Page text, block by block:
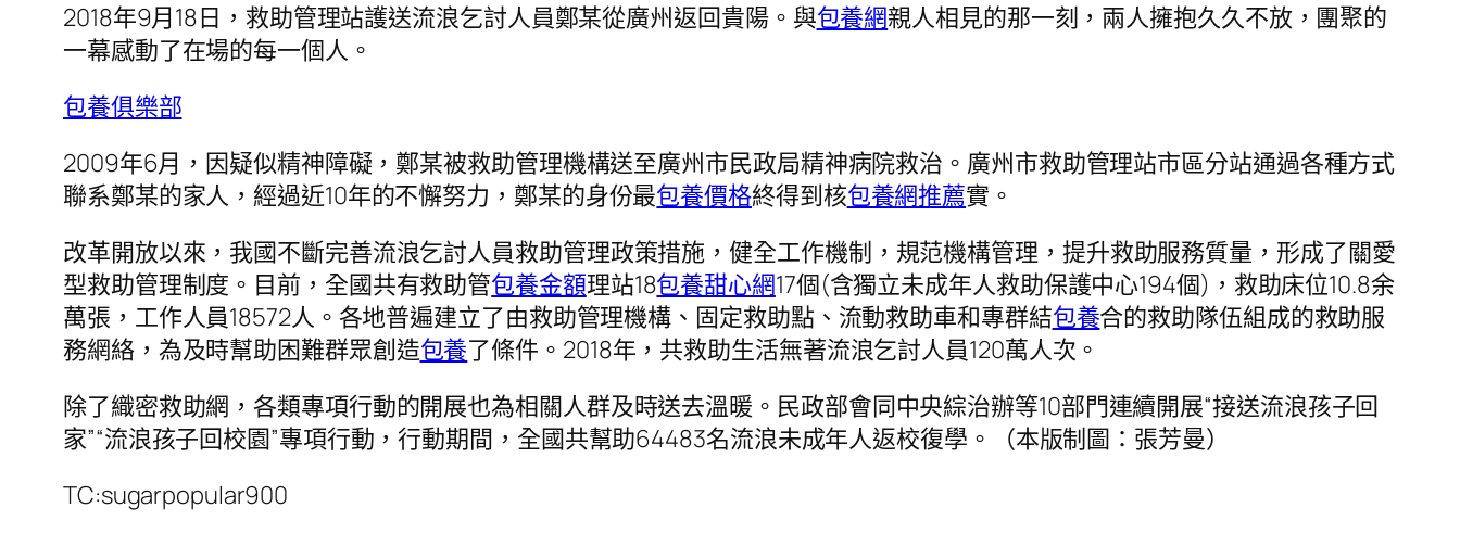
2018年9月18日，救助管理站護送流浪乞討人員鄭某從廣州返回貴陽。與包養網親人相見的那一刻，兩人擁抱久久不放，團聚的
一幕感動了在場的每一個人。
包養俱樂部
2009年6月，因疑似精神障礙，鄭某被救助管理機構送至廣州市民政局精神病院救治。廣州市救助管理站市區分站通過各種方式
聯系鄭某的家人，經過近10年的不懈努力，鄭某的身份最包養價格終得到核包養網推薦實。
改革開放以來，我國不斷完善流浪乞討人員救助管理政策措施，健全工作機制，規范機構管理，提升救助服務質量，形成了關愛
型救助管理制度。目前，全國共有救助管包養金額理站18包養甜心網17個(含獨立未成年人救助保護中心194個)，救助床位10.8余
萬張，工作人員18572人。各地普遍建立了由救助管理機構、固定救助點、流動救助車和專群結包養合的救助隊伍組成的救助服
務網絡，為及時幫助困難群眾創造包養了條件。2018年，共救助生活無著流浪乞討人員120萬人次。
除了織密救助網，各類專項行動的開展也為相關人群及時送去溫暖。民政部會同中央綜治辦等10部門連續開展“接送流浪孩子回
家”“流浪孩子回校園”專項行動，行動期間，全國共幫助64483名流浪未成年人返校復學。（本版制圖：張芳曼）
TC:sugarpopular900